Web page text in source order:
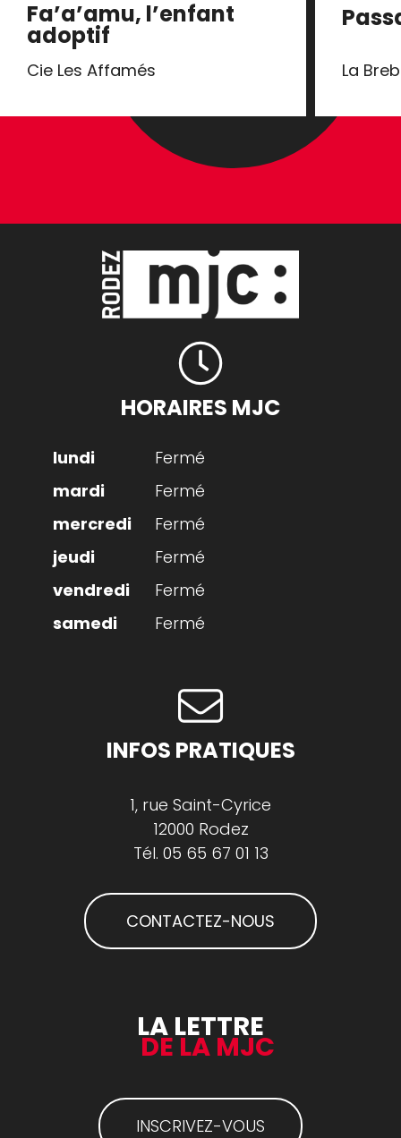
Fa’a’amu, l’enfant
adoptif
Cie Les Affamés La
HORAIRES MJC
Fermé
Fermé
Fermé
Fermé
Fermé
Fermé
INFOS PRATIQUES
1, rue Saint-Cyrice
12000 Rodez
Tél. 05 65 67 01 13
CONTACTEZ-NOUS
LA LETTRE
DE LA MJC
INSCRIVEZ-VOUS